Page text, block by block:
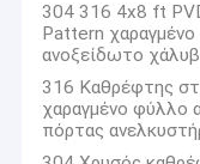
304 316 4x8 ft
Pattern
ανοξείδωτο
316 Καθρέφτης
χαραγμένο φύλλο
πόρτας